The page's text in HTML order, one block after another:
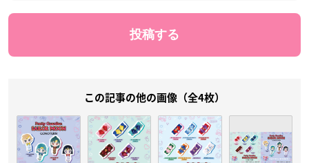
この記事の他の画像（全4枚）